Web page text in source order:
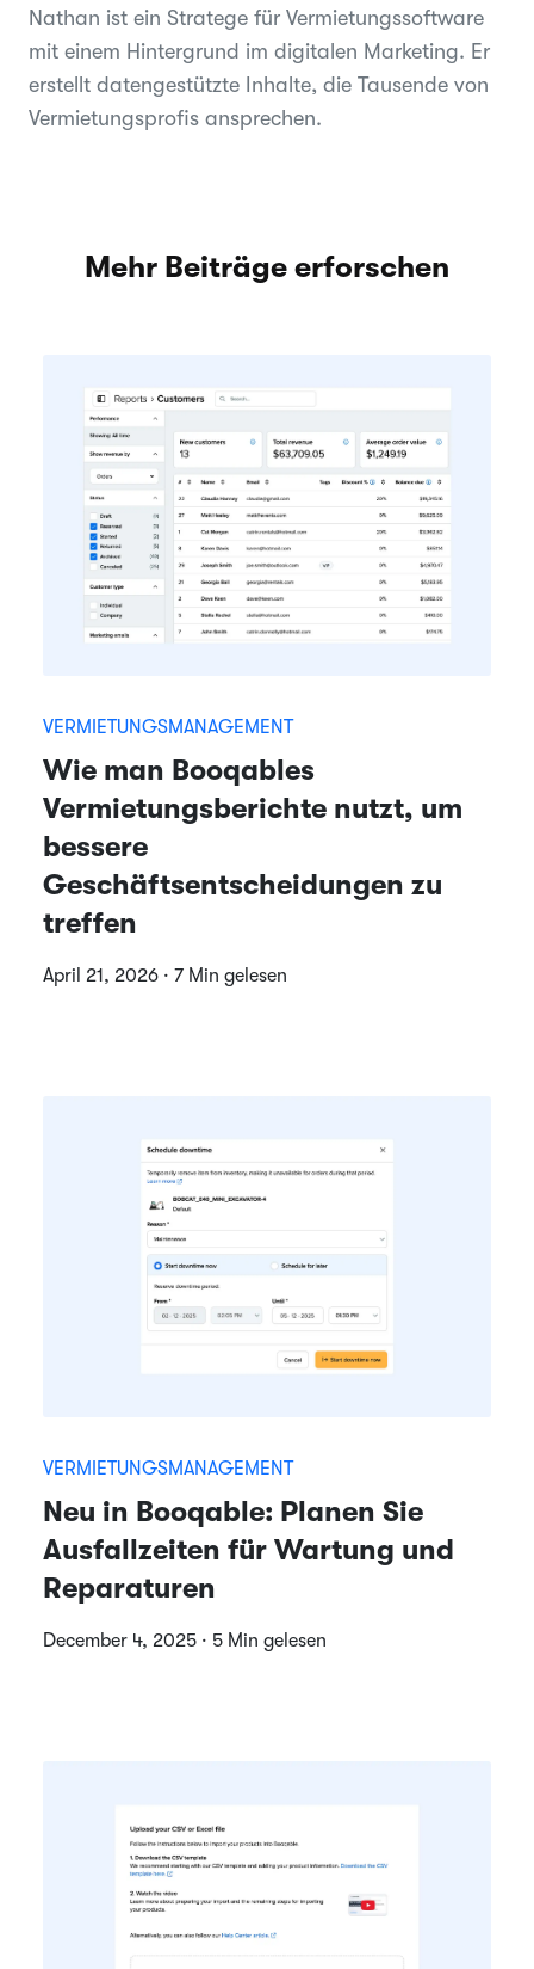
Nathan ist ein Stratege für Vermietungssoftware
mit einem Hintergrund im digitalen Marketing. Er
erstellt datengestützte Inhalte, die Tausende von
Vermietungsprofis ansprechen.
Mehr Beiträge erforschen
VERMIETUNGSMANAGEMENT
Wie man Booqables
Vermietungsberichte nutzt, um
bessere
Geschäftsentscheidungen zu
treffen
April 21, 2026 · 7 Min gelesen
VERMIETUNGSMANAGEMENT
Neu in Booqable: Planen Sie
Ausfallzeiten für Wartung und
Reparaturen
December 4, 2025 · 5 Min gelesen